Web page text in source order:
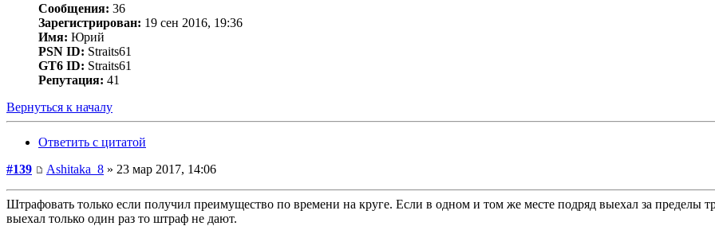
Сообщения: 36
Зарегистрирован: 19 сен 2016, 19:36
Имя: Юрий
PSN ID: Straits61
GT6 ID: Straits61
Репутация: 41
Вернуться к началу
Ответить с цитатой
#139
Ashitaka_8 » 23 мар 2017, 14:06
Штрафовать только если получил преимущество по времени на круге. Если в одном и том же месте подряд выехал за пределы
выехал только один раз то штраф не дают.